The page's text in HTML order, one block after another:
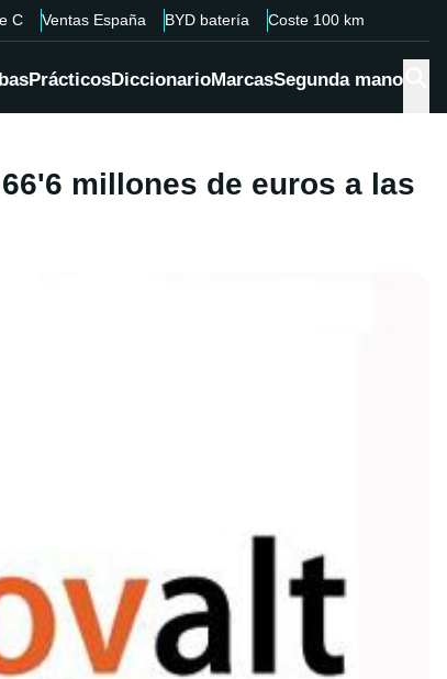
C Ventas España BYD batería Coste 100 km
PrácticosDiccionarioMarcasSegunda mano
millones de euros a las